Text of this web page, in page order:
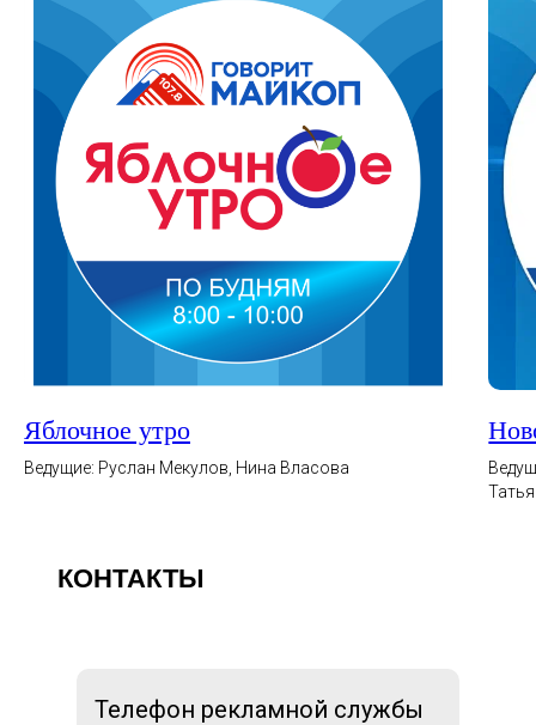
Яблочное утро
Ведущие: Руслан Мекулов, Нина Власова
КОНТАКТЫ
Телефон рекламной службы